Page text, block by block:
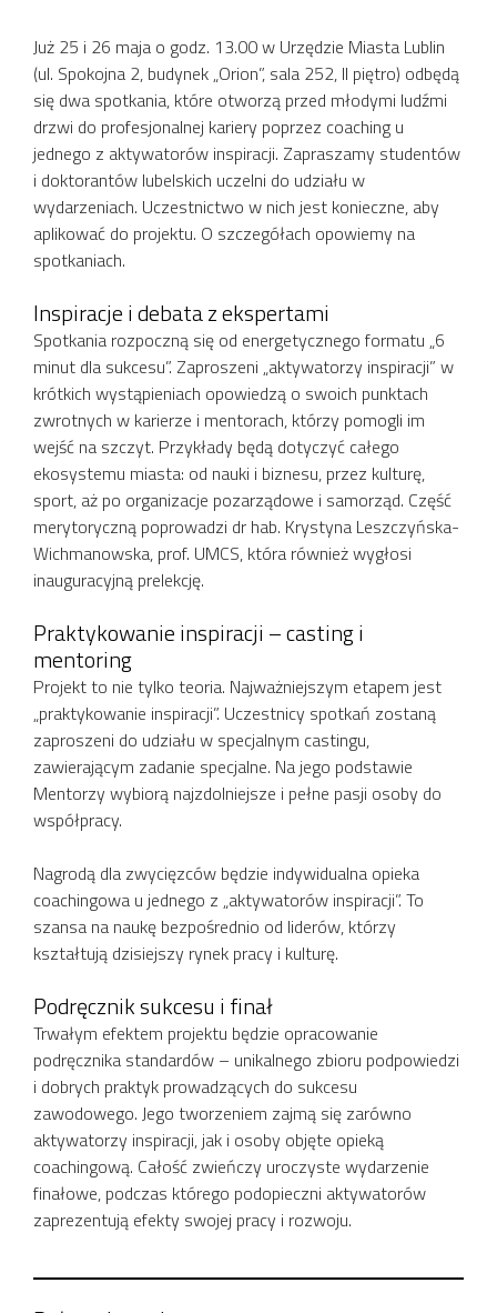
Już 25 i 26 maja o godz. 13.00 w Urzędzie Miasta Lublin
(ul. Spokojna 2, budynek „Orion”, sala 252, II piętro) odbędą
się dwa spotkania, które otworzą przed młodymi ludźmi
drzwi do profesjonalnej kariery poprzez coaching u
jednego z aktywatorów inspiracji. Zapraszamy studentów
i doktorantów lubelskich uczelni do udziału w
wydarzeniach. Uczestnictwo w nich jest konieczne, aby
aplikować do projektu. O szczegółach opowiemy na
spotkaniach.
Inspiracje i debata z ekspertami
Spotkania rozpoczną się od energetycznego formatu „6
minut dla sukcesu”. Zaproszeni „aktywatorzy inspiracji” w
krótkich wystąpieniach opowiedzą o swoich punktach
zwrotnych w karierze i mentorach, którzy pomogli im
wejść na szczyt. Przykłady będą dotyczyć całego
ekosystemu miasta: od nauki i biznesu, przez kulturę,
sport, aż po organizacje pozarządowe i samorząd. Część
merytoryczną poprowadzi dr hab. Krystyna Leszczyńska-
Wichmanowska, prof. UMCS, która również wygłosi
inauguracyjną prelekcję.
Praktykowanie inspiracji – casting i
mentoring
Projekt to nie tylko teoria. Najważniejszym etapem jest
„praktykowanie inspiracji”. Uczestnicy spotkań zostaną
zaproszeni do udziału w specjalnym castingu,
zawierającym zadanie specjalne. Na jego podstawie
Mentorzy wybiorą najzdolniejsze i pełne pasji osoby do
współpracy.
Nagrodą dla zwycięzców będzie indywidualna opieka
coachingowa u jednego z „aktywatorów inspiracji”. To
szansa na naukę bezpośrednio od liderów, którzy
kształtują dzisiejszy rynek pracy i kulturę.
Podręcznik sukcesu i finał
Trwałym efektem projektu będzie opracowanie
podręcznika standardów – unikalnego zbioru podpowiedzi
i dobrych praktyk prowadzących do sukcesu
zawodowego. Jego tworzeniem zajmą się zarówno
aktywatorzy inspiracji, jak i osoby objęte opieką
coachingową. Całość zwieńczy uroczyste wydarzenie
finałowe, podczas którego podopieczni aktywatorów
zaprezentują efekty swojej pracy i rozwoju.